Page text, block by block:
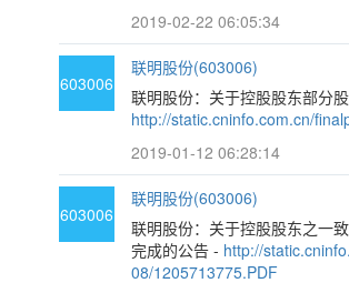
2019-02-22 06:05:34
603006
联明股份(603006)
联明股份：关于控股股东部分
http://static.cninfo.com.cn/
2019-01-12 06:28:14
603006
联明股份(603006)
联明股份：关于控股股东之一
完成的公告 - http://
08/1205713775.PDF